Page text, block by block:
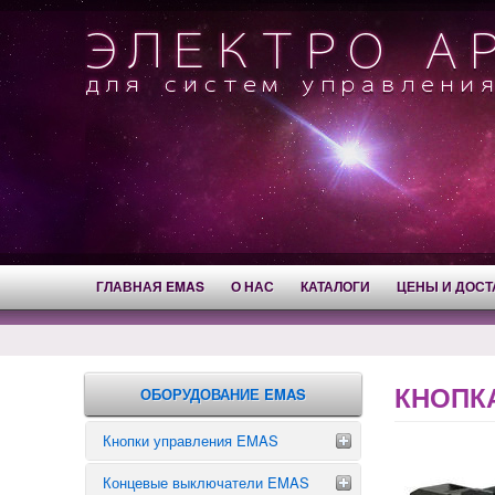
ГЛАВНАЯ EMAS О НАС КАТАЛОГИ ЦЕНЫ И
ОБОРУДОВАНИЕ EMAS
Кнопки управления EMAS
Аварийные кнопки
Концевые выключатели EMAS